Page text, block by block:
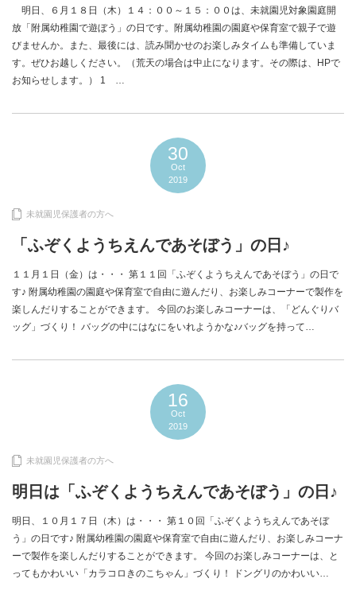
明日、６月１８日（木）１４：００～１５：００は、未就園児対象園庭開
放「附属幼稚園で遊ぼう」の日です。附属幼稚園の園庭や保育室で親子で遊
びませんか。また、最後には、読み聞かせのお楽しみタイムも準備していま
す。ぜひお越しください。（荒天の場合は中止になります。その際は、HPで
お知らせします。） 1 …
30
Oct
2019
未就園児保護者の方へ
「ふぞくようちえんであそぼう」の日♪
１１月１日（金）は・・・ 第１１回「ふぞくようちえんであそぼう」の日で
す♪ 附属幼稚園の園庭や保育室で自由に遊んだり、お楽しみコーナーで製作を
楽しんだりすることができます。 今回のお楽しみコーナーは、「どんぐりバ
ッグ」づくり！ バッグの中にはなにをいれようかな♪バッグを持って…
16
Oct
2019
未就園児保護者の方へ
明日は「ふぞくようちえんであそぼう」の日♪
明日、１０月１７日（木）は・・・ 第１０回「ふぞくようちえんであそぼ
う」の日です♪ 附属幼稚園の園庭や保育室で自由に遊んだり、お楽しみコーナ
ーで製作を楽しんだりすることができます。 今回のお楽しみコーナーは、と
ってもかわいい「カラコロきのこちゃん」づくり！ ドングリのかわいい…